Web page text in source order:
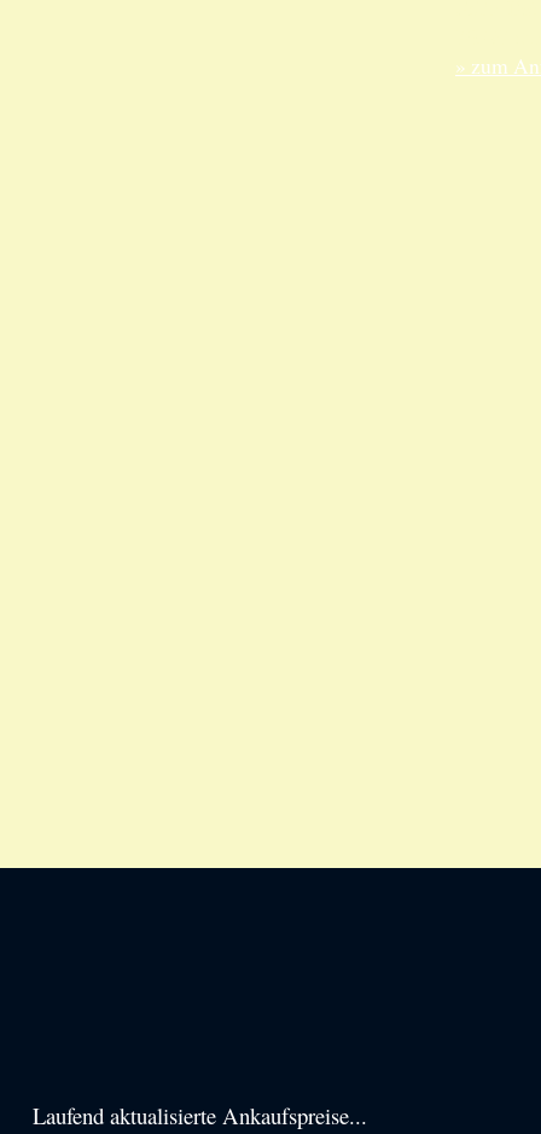
» zum
Haupt-
Laufend aktualisierte Ankaufspreise...